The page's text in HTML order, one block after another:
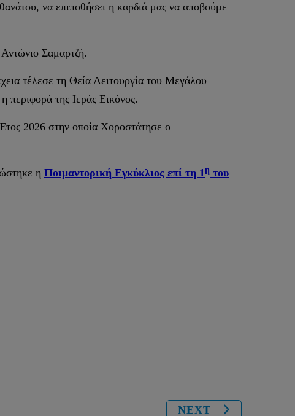
να επιποθήσει η καρδιά μας να αποβούμε
Σαμαρτζή.
τέλεσε τη Θεία Λειτουργία του Μεγάλου
περιφορά της Ιεράς Εικόνος.
2026 στην οποία Χοροστάτησε ο
η Ποιμαντορική Εγκύκλιος επί τη 1η του
NEXT